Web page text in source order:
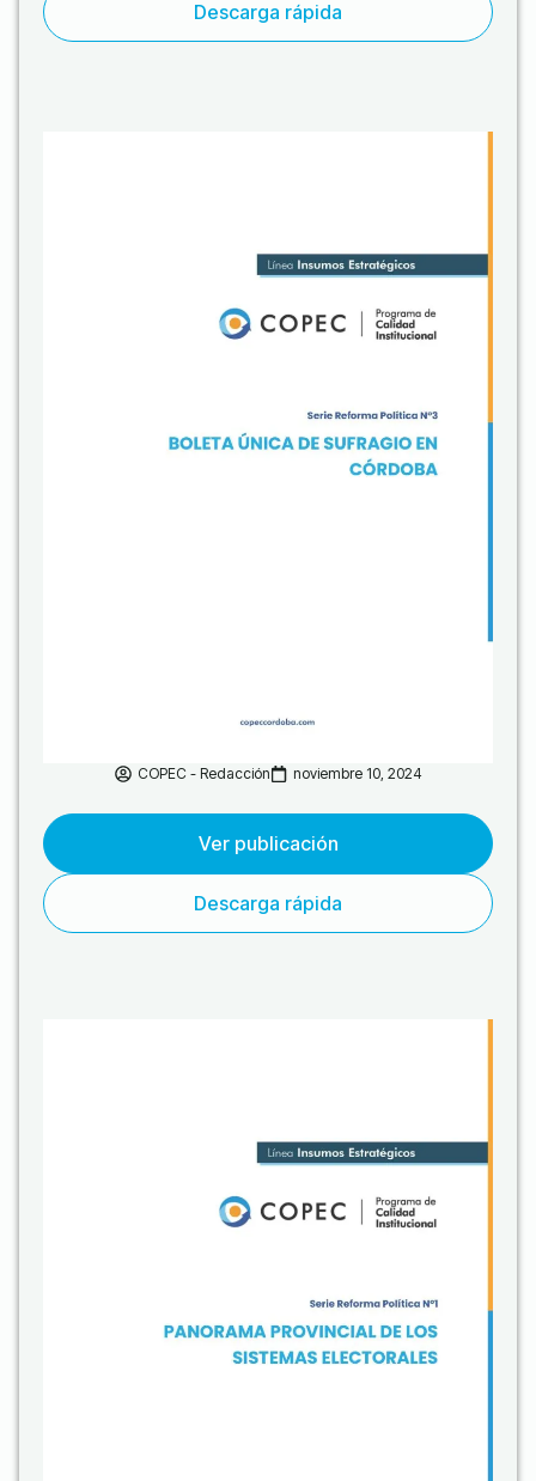
Descarga rápida
COPEC - Redacción noviembre 10, 2024
Ver publicación
Descarga rápida